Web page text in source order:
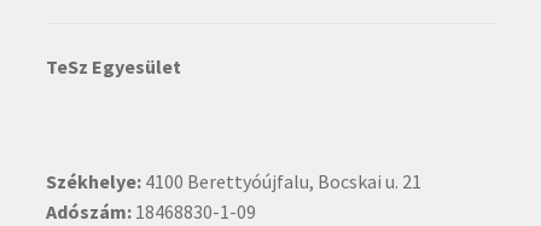
TeSz Egyesület
Székhelye:4100 Berettyóújfalu, Bocskai u. 21
Adószám:18468830-1-09